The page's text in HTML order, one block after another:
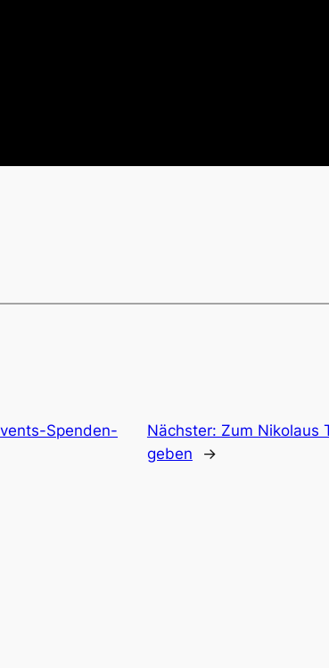
Spenden-
Nächster: Zum Nikolaus
geben
→